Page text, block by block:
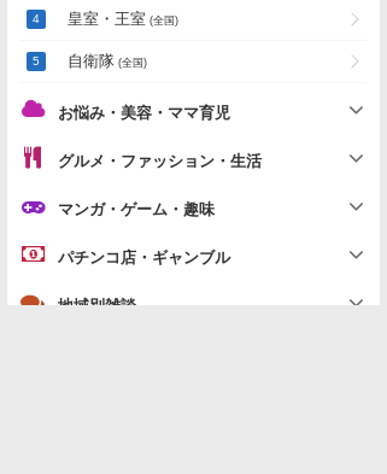
皇室・王室 (全国)
自衛隊 (全国)
お悩み・美容・ママ育児
グルメ・ファッション・生活
マンガ・ゲーム・趣味
パチンコ店・ギャンブル
地域別雑談